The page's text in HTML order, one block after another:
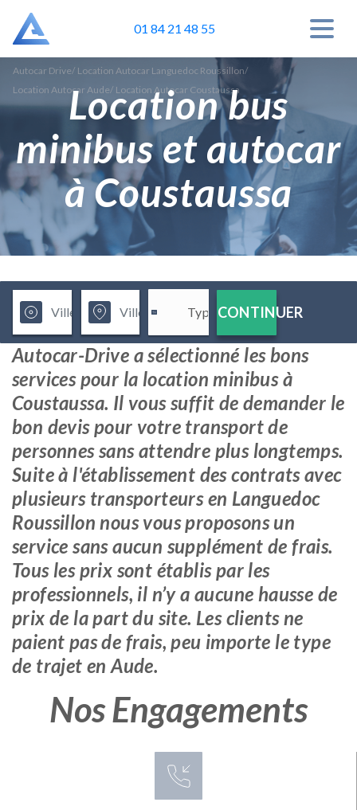
01 84 21 48 55
Autocar Drive/ Location Autocar Languedoc Roussillon/
Location Autocar Aude/ Location Autocar Coustaussa
Location bus
minibus et autocar
à Coustaussa
CONTINUER
Autocar-Drive a sélectionné les bons
services pour la location minibus à
Coustaussa. Il vous suffit de demander le
bon devis pour votre transport de
personnes sans attendre plus longtemps.
Suite à l'établissement des contrats avec
plusieurs transporteurs en Languedoc
Roussillon nous vous proposons un
service sans aucun supplément de frais.
Tous les prix sont établis par les
professionnels, il n’y a aucune hausse de
prix de la part du site. Les clients ne
paient pas de frais, peu importe le type
de trajet en Aude.
Nos Engagements